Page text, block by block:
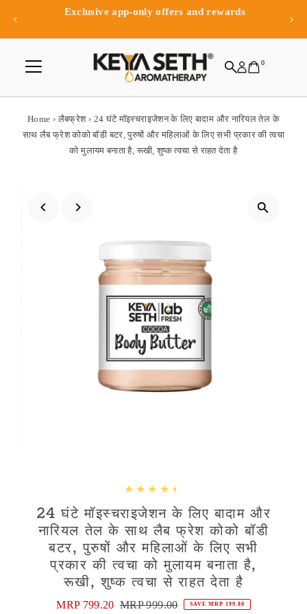
Skip to contentExclusive app-only offers and rewards
0
Home › लैबफ्रेश › 24 घंटे मॉइस्चराइजेशन के लिए बादाम और नारियल तेल के
साथ लैब फ्रेश कोको बॉडी बटर, पुरुषों और महिलाओं के लिए सभी प्रकार की त्वचा
को मुलायम बनाता है, रूखी, शुष्क त्वचा से राहत देता है
24 घंटे मॉइस्चराइजेशन के लिए बादाम और
नारियल तेल के साथ लैब फ्रेश कोको बॉडी
बटर, पुरुषों और महिलाओं के लिए सभी
प्रकार की त्वचा को मुलायम बनाता है,
रूखी, शुष्क त्वचा से राहत देता है
Sale
MRP 799.20 Regular
MRP 999.00 SAVE MRP 199.80